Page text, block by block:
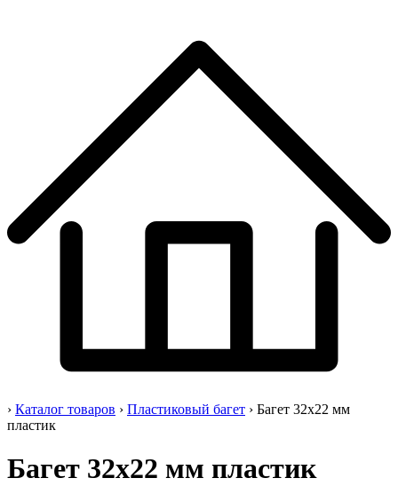
› Каталог товаров › Пластиковый багет › Багет 32x22 мм
пластик
Багет 32x22 мм пластик